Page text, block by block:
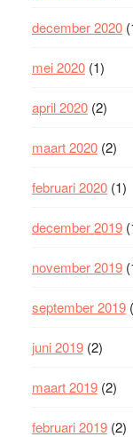
december 2020
mei 2020(1)
april 2020(2)
maart 2020(2)
februari 2020(1)
december 2019
november 2019
september 2019
juni 2019(2)
maart 2019(2)
februari 2019(2)